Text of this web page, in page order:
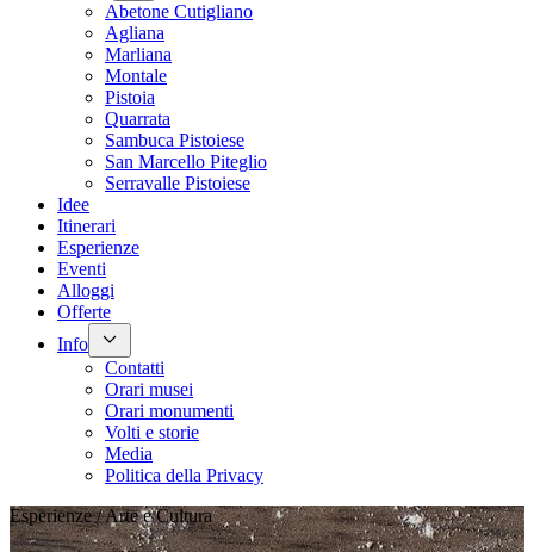
Abetone Cutigliano
Agliana
Marliana
Montale
Pistoia
Quarrata
Sambuca Pistoiese
San Marcello Piteglio
Serravalle Pistoiese
Idee
Itinerari
Esperienze
Eventi
Alloggi
Offerte
Info
Contatti
Orari musei
Orari monumenti
Volti e storie
Media
Politica della Privacy
Esperienze /Arte e Cultura